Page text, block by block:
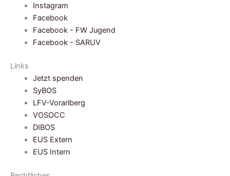
Instagram
Facebook
Facebook - FW Jugend
Facebook - SARUV
Links
Jetzt spenden
SyBOS
LFV-Vorarlberg
VOSOCC
DIBOS
EUS Extern
EUS Intern